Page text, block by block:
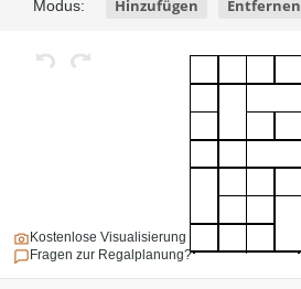
Kostenlose Visualisierung
Fragen zur Regalplanung?
Modus: Hinzufügen Entfernen